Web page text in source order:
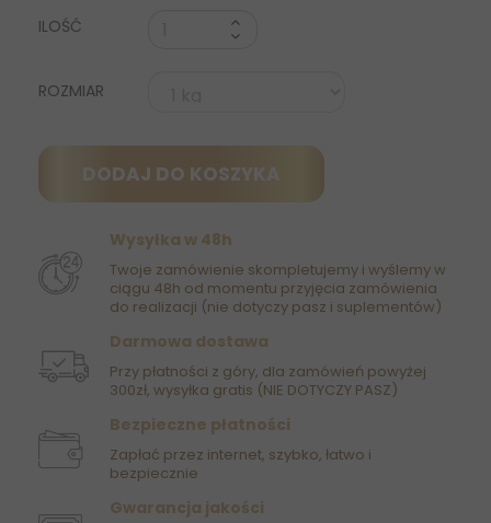
ILOŚĆ
ROZMIAR
DODAJ DO KOSZYKA
Wysyłka w 48h
Twoje zamówienie skompletujemy i wyślemy w
ciągu 48h od momentu przyjęcia zamówienia
do realizacji (nie dotyczy pasz i suplementów)
Darmowa dostawa
Przy płatności z góry, dla zamówień powyżej
300zł, wysyłka gratis (NIE DOTYCZY PASZ)
Bezpieczne płatności
Zapłać przez internet, szybko, łatwo i
bezpiecznie
Gwarancja jakości